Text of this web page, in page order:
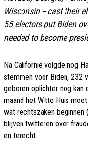
Wisconsin -- cast their
55 electors put Biden
needed to become
Na Californië volgde nog
stemmen voor Biden, 232
geboren oplichter nog kan
maand het Witte Huis
wat rechtszaken beginnen
blijven twitteren over
en terecht.